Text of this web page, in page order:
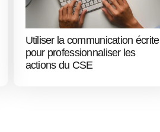
Utiliser la communication écrite
pour professionnaliser les
actions du CSE